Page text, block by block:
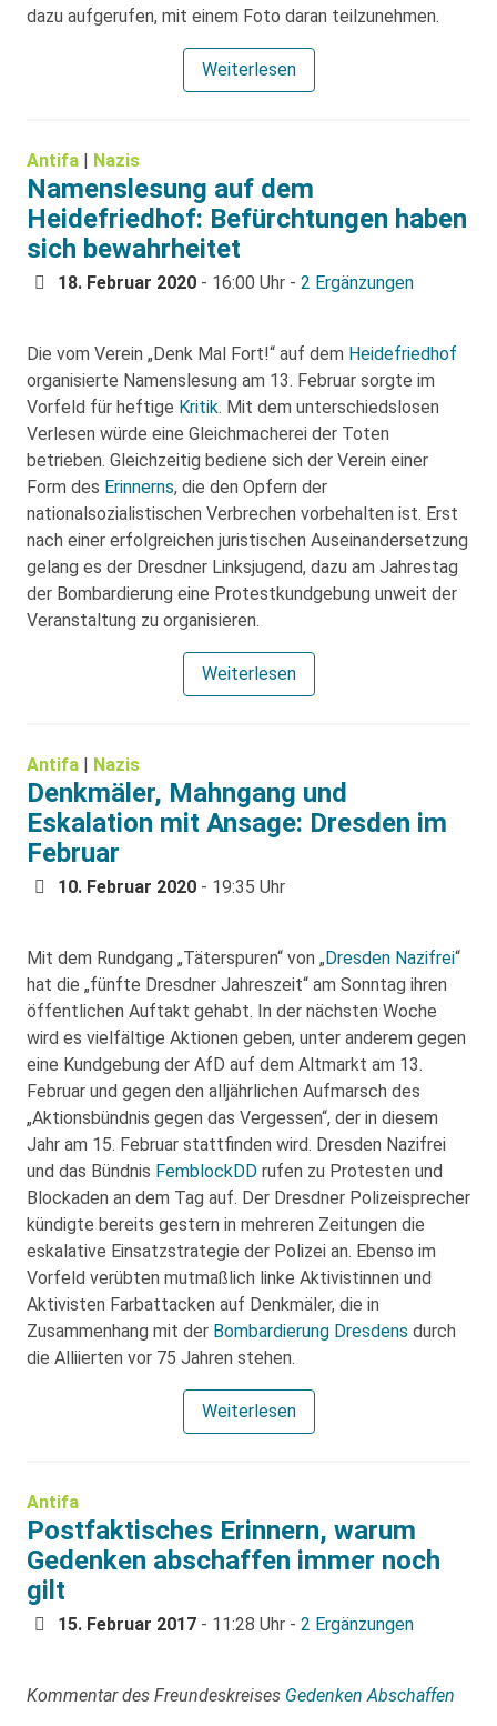
dazu aufgerufen, mit einem Foto daran teilzunehmen.
Weiterlesen
Antifa | Nazis
Namenslesung auf dem
Heidefriedhof: Befürchtungen haben
sich bewahrheitet
18. Februar 2020 - 16:00 Uhr - 2 Ergänzungen
Die vom Verein „Denk Mal Fort!“ auf dem Heidefriedhof
organisierte Namenslesung am 13. Februar sorgte im
Vorfeld für heftige Kritik. Mit dem unterschiedslosen
Verlesen würde eine Gleichmacherei der Toten
betrieben. Gleichzeitig bediene sich der Verein einer
Form des Erinnerns, die den Opfern der
nationalsozialistischen Verbrechen vorbehalten ist. Erst
nach einer erfolgreichen juristischen Auseinandersetzung
gelang es der Dresdner Linksjugend, dazu am Jahrestag
der Bombardierung eine Protestkundgebung unweit der
Veranstaltung zu organisieren.
Weiterlesen
Antifa | Nazis
Denkmäler, Mahngang und
Eskalation mit Ansage: Dresden im
Februar
10. Februar 2020 - 19:35 Uhr
Mit dem Rundgang „Täterspuren“ von „Dresden Nazifrei“
hat die „fünfte Dresdner Jahreszeit“ am Sonntag ihren
öffentlichen Auftakt gehabt. In der nächsten Woche
wird es vielfältige Aktionen geben, unter anderem gegen
eine Kundgebung der AfD auf dem Altmarkt am 13.
Februar und gegen den alljährlichen Aufmarsch des
„Aktionsbündnis gegen das Vergessen“, der in diesem
Jahr am 15. Februar stattfinden wird. Dresden Nazifrei
und das Bündnis FemblockDD rufen zu Protesten und
Blockaden an dem Tag auf. Der Dresdner Polizeisprecher
kündigte bereits gestern in mehreren Zeitungen die
eskalative Einsatzstrategie der Polizei an. Ebenso im
Vorfeld verübten mutmaßlich linke Aktivistinnen und
Aktivisten Farbattacken auf Denkmäler, die in
Zusammenhang mit der Bombardierung Dresdens durch
die Alliierten vor 75 Jahren stehen.
Weiterlesen
Antifa
Postfaktisches Erinnern, warum
Gedenken abschaffen immer noch
gilt
15. Februar 2017 - 11:28 Uhr - 2 Ergänzungen
Kommentar des Freundeskreises Gedenken Abschaffen